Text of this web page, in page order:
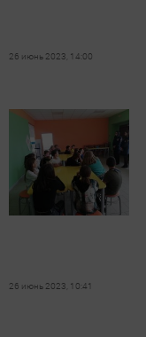
26 июнь 2023, 14:00
26 июнь 2023, 10:41